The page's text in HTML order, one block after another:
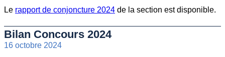
Le rapport de conjoncture 2024 de la section est disponible.
Bilan Concours 2024
16 octobre 2024